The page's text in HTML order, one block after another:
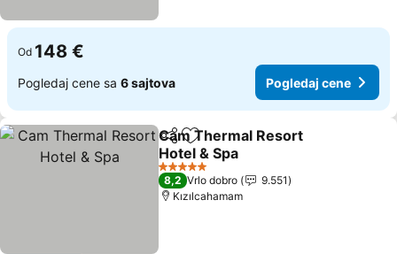
Od 148 €
Pogledaj cene sa 6 sajtova Pogledaj cene
Deli Dodati u favorite
Cam Thermal Resort
Hotel & Spa
5 Zvezdice
8,2 Vrlo dobro
9.551
Kızılcahamam